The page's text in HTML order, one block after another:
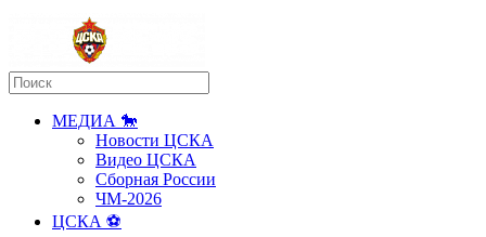
МЕДИА 🐎
Новости ЦСКА
Видео ЦСКА
Сборная России
ЧМ-2026
ЦСКА ⚽️